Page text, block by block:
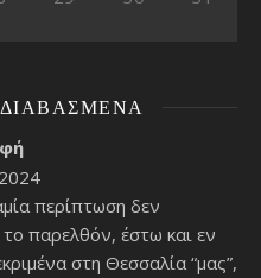
περίπτωση δεν
παρελθόν, έστω και εν
στη Θεσσαλία “μας”,